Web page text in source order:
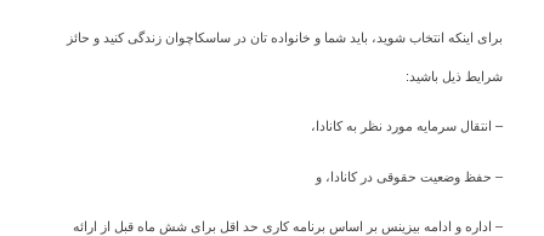
برای اینکه انتخاب شوید، باید شما و خانواده تان در ساسکاچوان زندگی کنید و حائز
شرایط ذیل باشید:
– انتقال سرمایه مورد نظر به کانادا،
– حفظ وضعیت حقوقی در کانادا، و
– اداره و ادامه بیزینس بر اساس برنامه کاری حد اقل برای شش ماه قبل از ارائه